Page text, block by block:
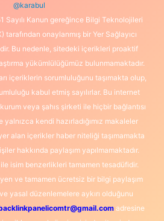
@karabul
Sayılı Kanun gereğince Bilgi Teknolojileri
onaylanmış bir Yer Sağlayıcı
Bu nedenle, sitedeki içerikleri proaktif
yükümlülüğümüz bulunmamaktadır.
içeriklerin sorumluluğunu taşımakta olup,
kabul etmiş sayılırlar. Bu internet
veya şahıs şirketi ile hiçbir bağlantısı
yalnızca kendi hazırladığımız makaleler
alan içerikler haber niteliği taşımamakta
hakkında paylaşım yapılmamaktadır.
isim benzerlikleri tamamen tesadüfidir.
ve tamamen ücretsiz bir bilgi paylaşım
yasal düzenlemelere aykırı olduğunu
adresine